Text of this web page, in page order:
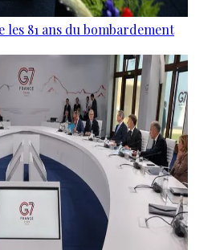
81 ans du bombardement